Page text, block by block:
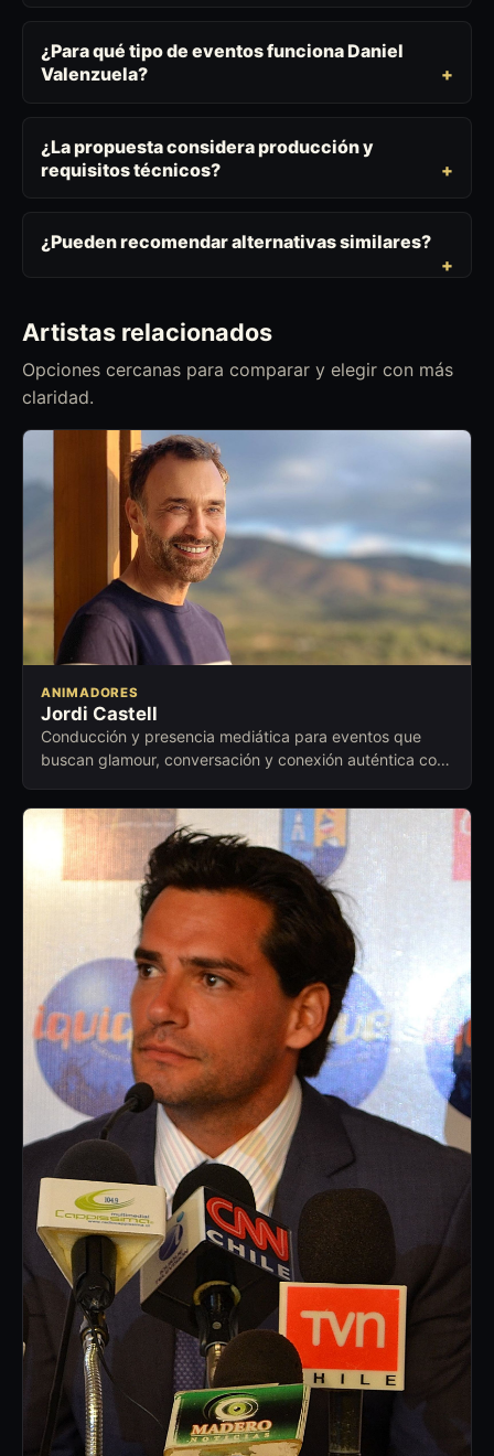
¿Para qué tipo de eventos funciona Daniel
Valenzuela?
¿La propuesta considera producción y
requisitos técnicos?
¿Pueden recomendar alternativas similares?
Artistas relacionados
Opciones cercanas para comparar y elegir con más
claridad.
ANIMADORES
Jordi Castell
Conducción y presencia mediática para eventos que
buscan glamour, conversación y conexión auténtica con